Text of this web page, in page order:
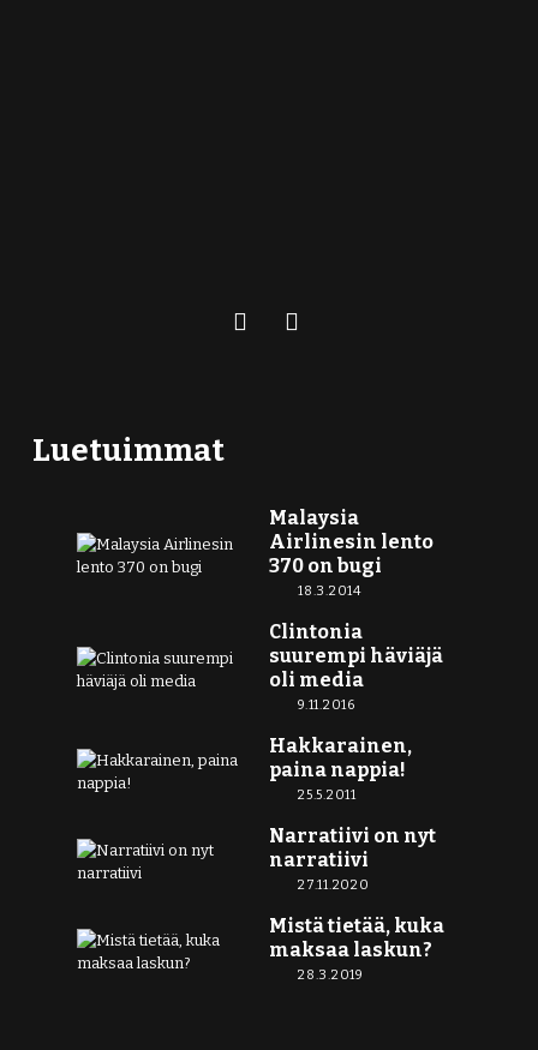
Luetuimmat
Malaysia
Airlinesin lento
370 on bugi
18.3.2014
Clintonia
suurempi häviäjä
oli media
9.11.2016
Hakkarainen,
paina nappia!
25.5.2011
Narratiivi on nyt
narratiivi
27.11.2020
Mistä tietää, kuka
maksaa laskun?
28.3.2019